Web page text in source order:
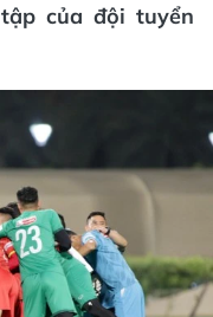
của đội tuyển